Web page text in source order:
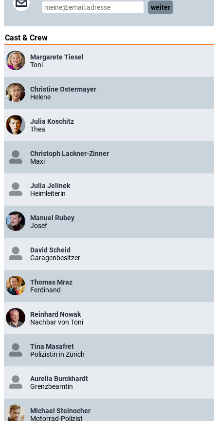
weiter
Cast & Crew
Margarete Tiesel
Toni
Christine Ostermayer
Helene
Julia Koschitz
Thea
Christoph Lackner-Zinner
Maxi
Julia Jelinek
Heimleiterin
Manuel Rubey
Josef
David Scheid
Garagenbesitzer
Thomas Mraz
Ferdinand
Reinhard Nowak
Nachbar von Toni
Tina Masafret
Polizistin in Zürich
Aurelia Burckhardt
Grenzbeamtin
Michael Steinocher
Motorrad-Polizist